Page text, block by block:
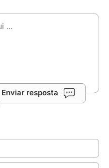
Enviar resposta